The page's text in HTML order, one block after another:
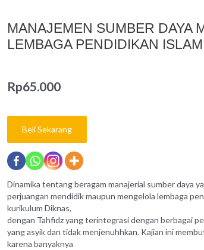
MANAJEMEN SUMBER DAYA
LEMBAGA PENDIDIKAN ISLAM
Rp65.000
Beli Sekarang
Dinamika tentang beragam manajerial sumber daya
perjuangan mendidik maupun mengelola lembaga
kurikulum Diknas,
dengan Tahfidz yang terintegrasi dengan berbagai
yang asyik dan tidak menjenuhhkan. Kajian ini
karena banyaknya